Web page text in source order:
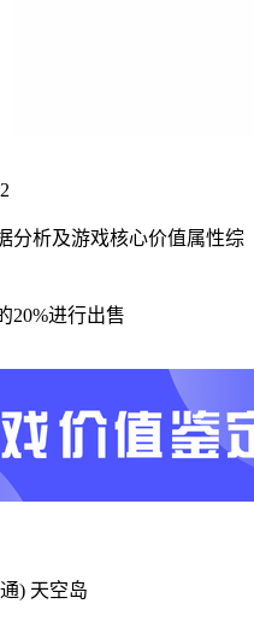
分析及游戏核心价值属性综
20%进行出售
) 天空岛